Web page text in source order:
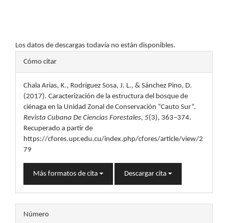
Los datos de descargas todavía no están disponibles.
Detalles
del
artículo
Cómo citar
Chala Arias, K., Rodríguez Sosa, J. L., & Sánchez Pino, D.
(2017). Caracterización de la estructura del bosque de
ciénaga en la Unidad Zonal de Conservación “Cauto Sur”.
Revista Cubana De Ciencias Forestales, 5(3), 363–374.
Recuperado a partir de
https://cfores.upr.edu.cu/index.php/cfores/article/view/2
79
Más formatos de cita Descargar cita
Número